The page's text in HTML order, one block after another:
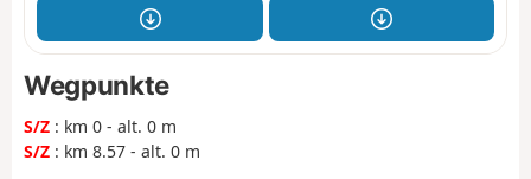
Wegpunkte
S/Z : km 0 - alt. 0 m
S/Z : km 8.57 - alt. 0 m